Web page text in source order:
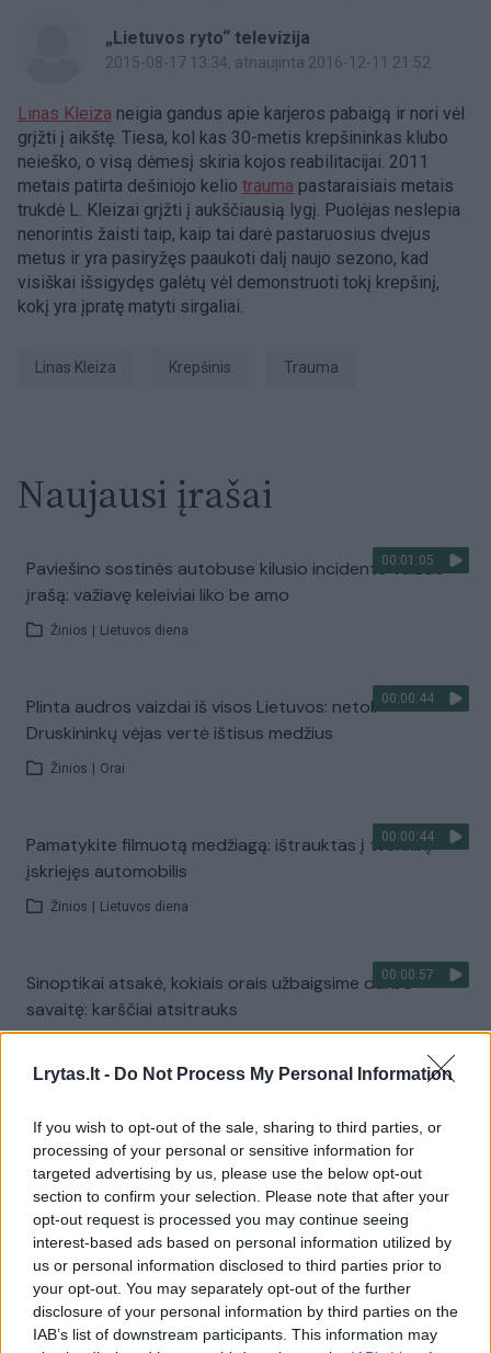
Lrytas.lt - Do Not Process My Personal Information
If you wish to opt-out of the sale, sharing to third parties, or
processing of your personal or sensitive information for
targeted advertising by us, please use the below opt-out
section to confirm your selection. Please note that after your
opt-out request is processed you may continue seeing
interest-based ads based on personal information utilized by
us or personal information disclosed to third parties prior to
your opt-out. You may separately opt-out of the further
disclosure of your personal information by third parties on the
IAB’s list of downstream participants. This information may
„Lietuvos ryto“ televizija
2015-08-17 13:34, atnaujinta 2016-12-11 21:52
Linas Kleiza neigia gandus apie karjeros pabaigą ir nori vėl
grįžti į aikštę. Tiesa, kol kas 30-metis krepšininkas klubo
neieško, o visą dėmesį skiria kojos reabilitacijai. 2011
metais patirta dešiniojo kelio trauma pastaraisiais metais
trukdė L. Kleizai grįžti į aukščiausią lygį. Puolėjas neslepia
nenorintis žaisti taip, kaip tai darė pastaruosius dvejus
metus ir yra pasiryžęs paaukoti dalį naujo sezono, kad
visiškai išsigydęs galėtų vėl demonstruoti tokį krepšinį,
kokį yra įpratę matyti sirgaliai.
Linas Kleiza Krepšinis Trauma
Naujausi įrašai
00:01:05
Paviešino sostinės autobuse kilusio incidento vaizdo
įrašą: važiavę keleiviai liko be amo
Žinios Lietuvos diena
00:00:44
Plinta audros vaizdai iš visos Lietuvos: netoli
Druskininkų vėjas vertė ištisus medžius
Žinios Orai
00:00:44
Pamatykite filmuotą medžiagą: ištrauktas į tvenkinį
įskriejęs automobilis
Žinios Lietuvos diena
00:00:57
Sinoptikai atsakė, kokiais orais užbaigsime darbo
savaitę: karščiai atsitrauks
Visi įrašai
Žiūrimiausi įrašai
00:00:30
Vaizdai iš tragiškos avarijos Vilniaus r.: dviejų moterų ir
vaiko gyvybių išgelbėti nepavyko